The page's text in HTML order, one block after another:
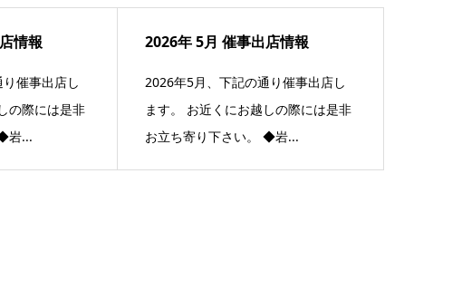
情報
催事出店し
の際には是非
岩...
2026年 5月 催事出店情報
2026年5月、下記の通り催事出店し
ます。 お近くにお越しの際には是非
お立ち寄り下さい。 ◆岩...